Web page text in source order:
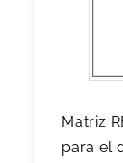
Matriz
para el